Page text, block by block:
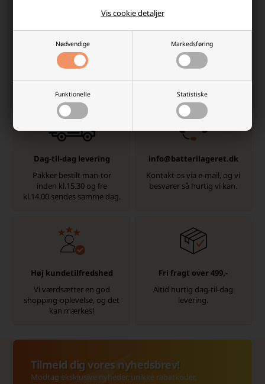
Nødvendige Markedsføring
Funktionelle Statistiske
Vis cookie detaljer
-
Hvorfor handle hos batterilageret?
Dag-til-dag levering
Pakker bestilt man-tor
inden kl.15.30 og fre
kl.14.00 sendes samme dag.
info@batterilageret.dk
Kontakt os via e-mail, og vi
besvarer så hurtig vi kan.
Høj kundetilfredshed
Vi værdsætter en god
shopping-oplevelse, og det
kan mærkes!
Fri fragt over 499,-
Altid hurtig dag-til-dag
levering.
Tilmeld dig vores nyhedsbrev!
Modtag eksklusive nyheder, unikke rabatkoder,